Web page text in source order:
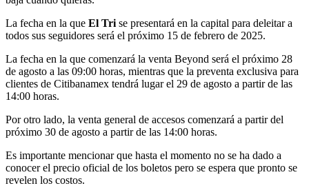
La fecha en la que El Tri se presentará en la capital para deleitar a
todos sus seguidores será el próximo 15 de febrero de 2025.
La fecha en la que comenzará la venta Beyond será el próximo 28
de agosto a las 09:00 horas, mientras que la preventa exclusiva para
clientes de Citibanamex tendrá lugar el 29 de agosto a partir de las
14:00 horas.
Por otro lado, la venta general de accesos comenzará a partir del
próximo 30 de agosto a partir de las 14:00 horas.
Es importante mencionar que hasta el momento no se ha dado a
conocer el precio oficial de los boletos pero se espera que pronto se
revelen los costos.